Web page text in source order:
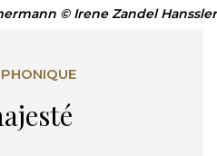
© Irene Zandel Hanssler